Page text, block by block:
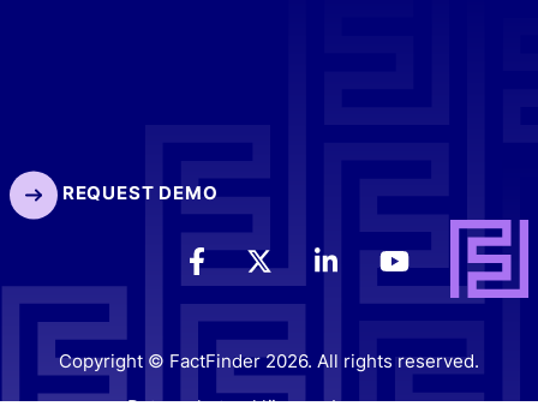
REQUEST DEMO
Copyright © FactFinder 2026. All rights reserved.
Datenschutzerklärung Impressum